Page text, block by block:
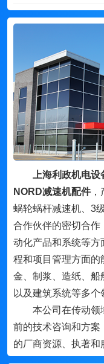
上海利政机电设
NORD减速机配件，
蜗轮蜗杆减速机、3
合作伙伴的密切合作
动化产品和系统等方
程和项目管理方面的
金、制浆、造纸、船
以及建筑系统等多个
本公司在传动领
前的技术咨询和方案
的厂商资源、执著
力，与国内外的机电